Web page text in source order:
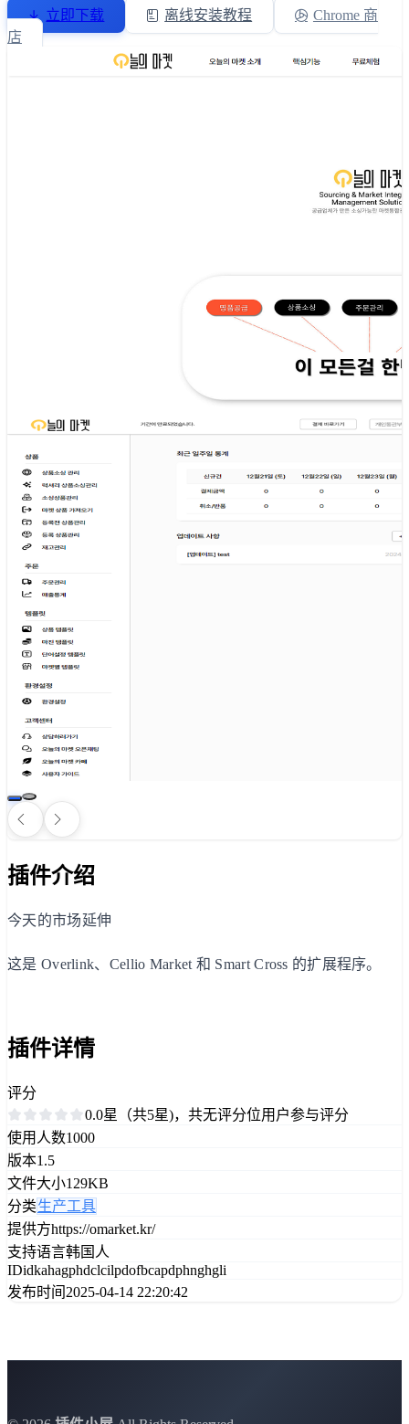
立即下载
离线安装教程
Chrome 商
店
插件介绍
今天的市场延伸
这是 Overlink、Cellio Market 和 Smart Cross 的扩展程序。
插件详情
评分
0.0星（共5星)，共无评分位用户参与评分
使用人数1000
版本1.5
文件大小129KB
分类生产工具
提供方https://omarket.kr/
支持语言韩国人
IDidkahagphdclcilpdofbcapdphnghgli
发布时间 2025-04-14 22:20:42